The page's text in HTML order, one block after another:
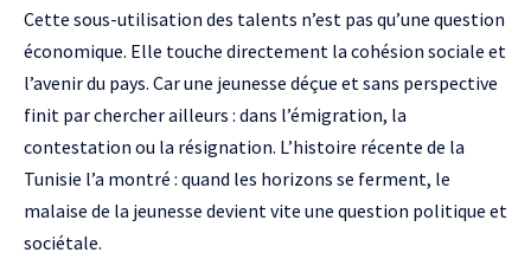
Cette sous-utilisation des talents n’est pas qu’une question
économique. Elle touche directement la cohésion sociale et
l’avenir du pays. Car une jeunesse déçue et sans perspective
finit par chercher ailleurs : dans l’émigration, la
contestation ou la résignation. L’histoire récente de la
Tunisie l’a montré : quand les horizons se ferment, le
malaise de la jeunesse devient vite une question politique et
sociétale.